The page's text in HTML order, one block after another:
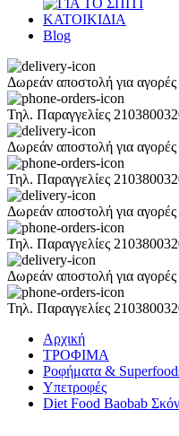
ΚΑΤΟΙΚΙΔΙΑ
Blog
Δωρεάν αποστολή για
Τηλ. Παραγγελίες
Δωρεάν αποστολή για
Τηλ. Παραγγελίες
Δωρεάν αποστολή για
Τηλ. Παραγγελίες
Δωρεάν αποστολή για
Τηλ. Παραγγελίες
Αρχική
ΤΡΟΦΙΜΑ
Ροφήματα &
Υπετροφές
Diet Food Baobab